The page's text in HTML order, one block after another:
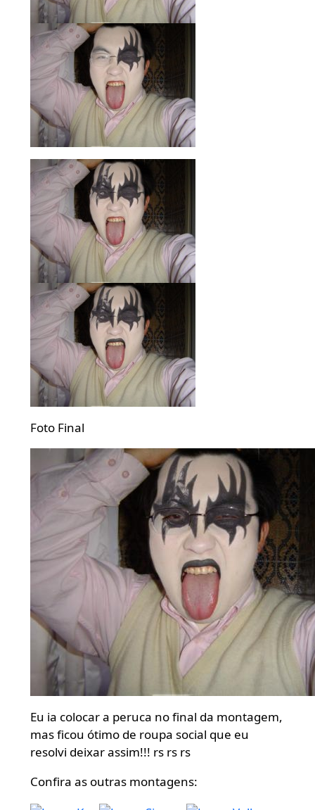
Foto Final
Eu ia colocar a peruca no final da montagem,
mas ficou ótimo de roupa social que eu
resolvi deixar assim!!! rs rs rs
Confira as outras montagens: